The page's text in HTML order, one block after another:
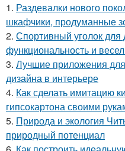
1. Раздевалки нового
шкафчики, продуманные
2. Спортивный уголок для
функциональность и
3. Лучшие приложения
дизайна в интерьере
4. Как сделать имитацию
гипсокартона своими
5. Природа и экология
природный потенциал